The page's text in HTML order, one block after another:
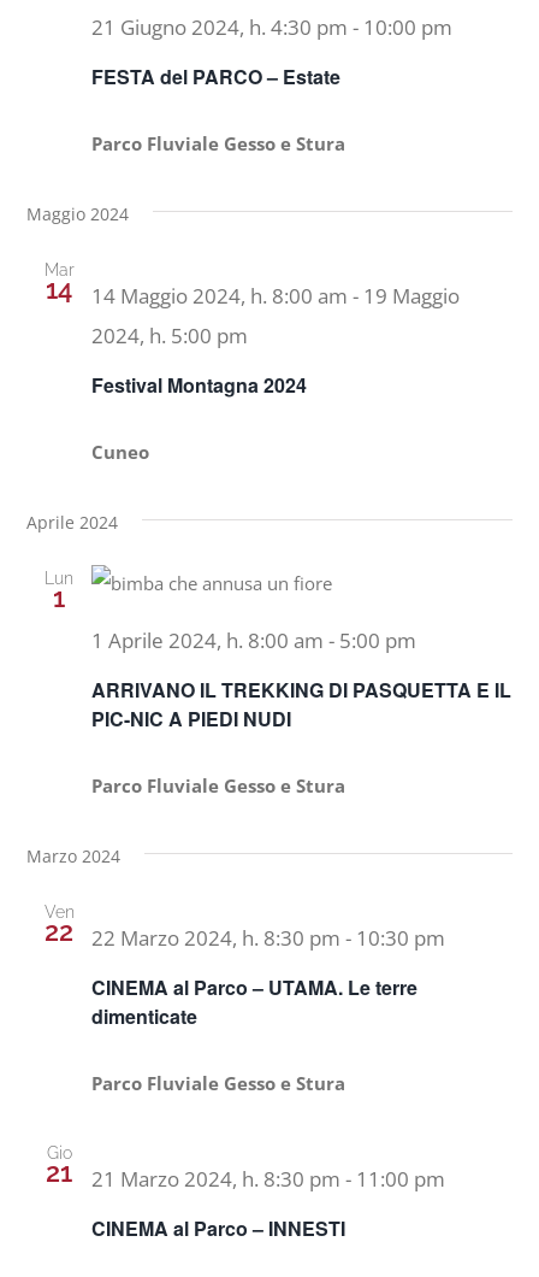
FESTA del PARCO – Estate
21 Giugno 2024, h. 4:30 pm - 10:00 pm
Parco Fluviale Gesso e Stura
Maggio 2024
Mar
14
Festival Montagna 2024
14 Maggio 2024, h. 8:00 am - 19 Maggio
2024, h. 5:00 pm
Cuneo
Aprile 2024
Lun
1
ARRIVANO IL TREKKING DI PASQUETTA E IL
PIC-NIC A PIEDI NUDI
1 Aprile 2024, h. 8:00 am - 5:00 pm
Parco Fluviale Gesso e Stura
Marzo 2024
Ven
22
CINEMA al Parco – UTAMA. Le terre
dimenticate
22 Marzo 2024, h. 8:30 pm - 10:30 pm
Parco Fluviale Gesso e Stura
Gio
21
CINEMA al Parco – INNESTI
21 Marzo 2024, h. 8:30 pm - 11:00 pm